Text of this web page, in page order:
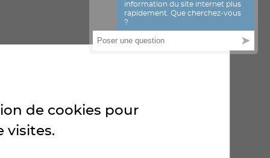
prise en compte
de cookies pour
visites.